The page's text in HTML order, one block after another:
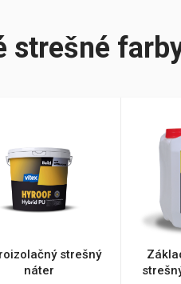
strešné
strešný
náter